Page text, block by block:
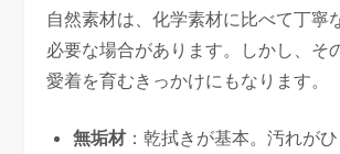
自然素材は、化学素材に比べて丁寧
必要な場合があります。しかし、そ
愛着を育むきっかけにもなります。
無垢材：乾拭きが基本。汚れが